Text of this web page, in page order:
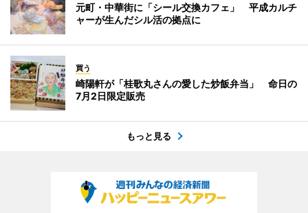
元町・中華街に「シール交換カフェ」 平成カルチ
ャーが生んだシル活の拠点に
買う
崎陽軒が「桂歌丸さんの愛した炒飯弁当」 命日の
7月2日限定販売
もっと見る